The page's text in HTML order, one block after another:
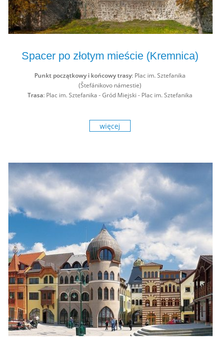
Spacer po złotym mieście (Kremnica)
Punkt początkowy i końcowy trasy: Plac im. Sztefanika
(Štefánikovo námestie)
Trasa: Plac im. Sztefanika - Gród Miejski - Plac im. Sztefanika
więcej